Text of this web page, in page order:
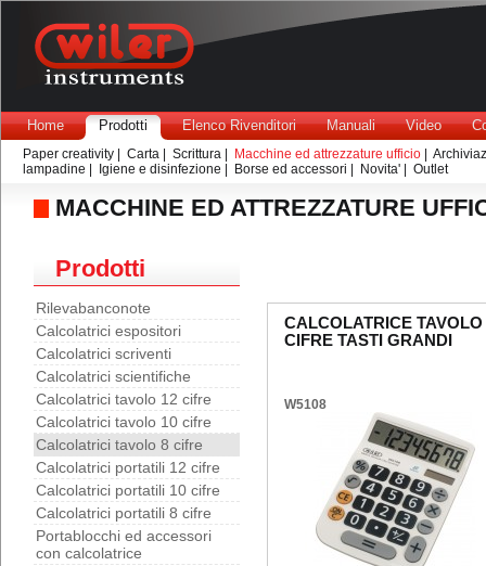
Home Prodotti Elenco Rivenditori Manuali Video
Paper creativity Carta Scrittura Macchine ed attrezzature ufficio
lampadine
Igiene e disinfezione Borse ed accessori Novita' Outlet
MACCHINE ED ATTREZZATURE
Prodotti
Rilevabanconote
Calcolatrici espositori
Calcolatrici scriventi
Calcolatrici scientifiche
Calcolatrici tavolo 12 cifre
Calcolatrici tavolo 10 cifre
Calcolatrici tavolo 8 cifre
Calcolatrici portatili 12 cifre
Calcolatrici portatili 10 cifre
Calcolatrici portatili 8 cifre
Portablocchi ed accessori
con calcolatrice
CALCOLATRICE TAVOLO
CIFRE TASTI GRANDI
W5108